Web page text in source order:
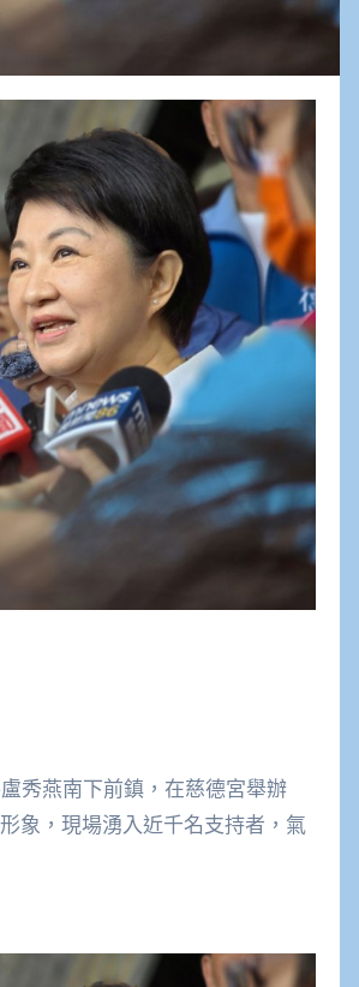
秀燕南下前鎮，在慈德宮舉辦
象，現場湧入近千名支持者，氣